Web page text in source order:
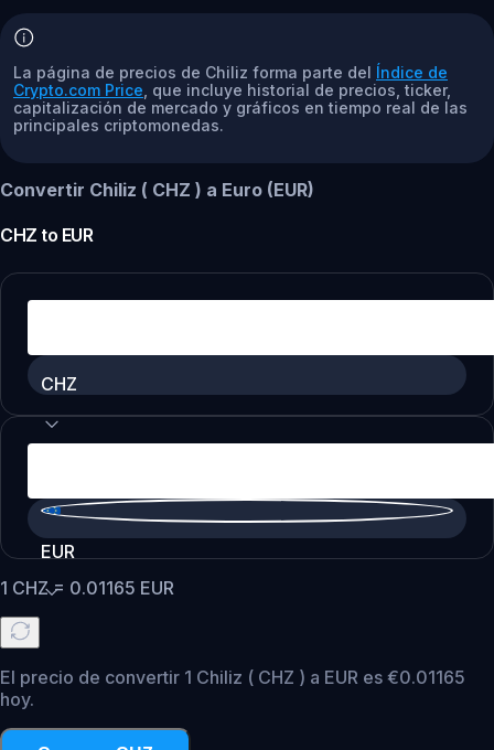
La página de precios de Chiliz forma parte del Índice de
Crypto.com Price , que incluye historial de precios, ticker,
capitalización de mercado y gráficos en tiempo real de las
principales criptomonedas.
Convertir Chiliz ( CHZ ) a Euro (EUR)
CHZ to EUR
CHZ
EUR
1 CHZ= 0.01165 EUR
El precio de convertir 1 Chiliz ( CHZ ) a EUR es €0.01165
hoy.